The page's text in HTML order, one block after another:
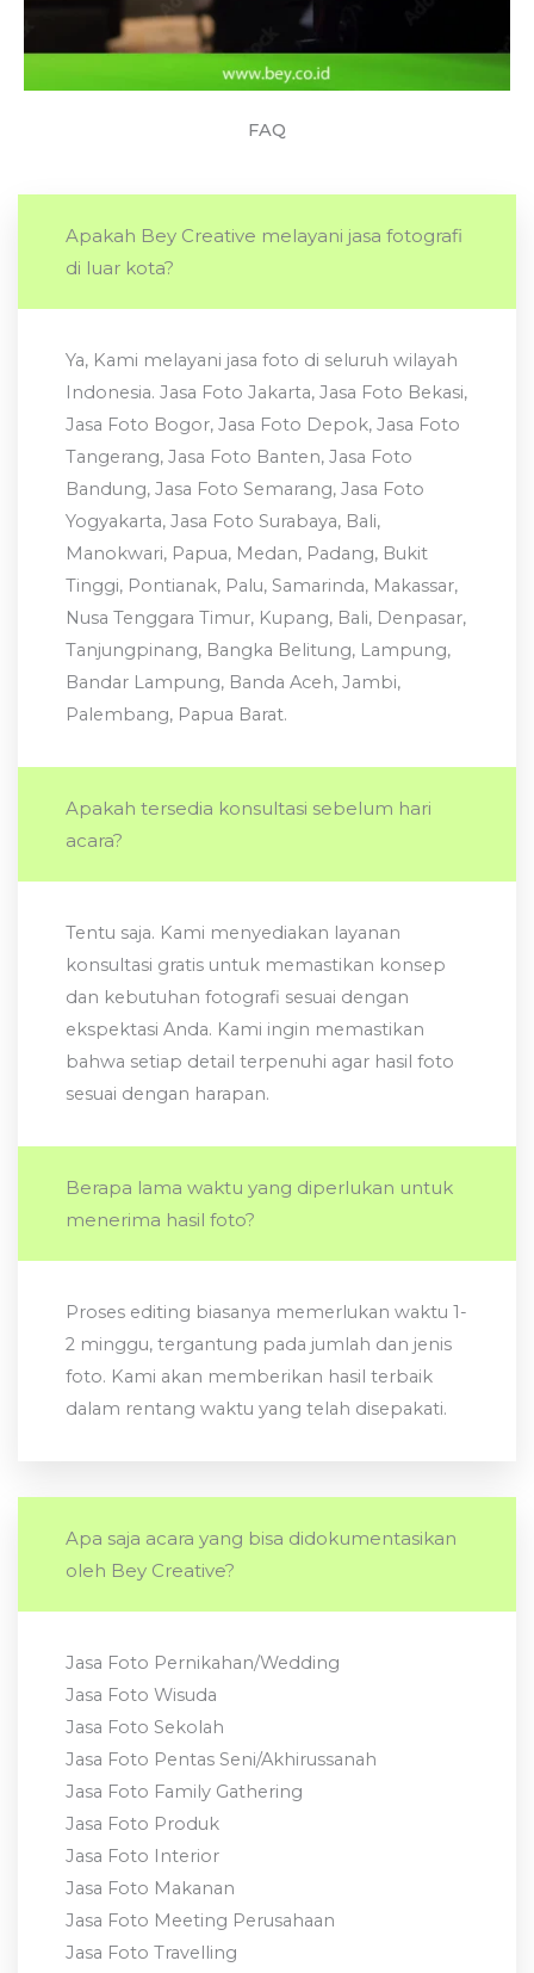
FAQ
Apakah Bey Creative melayani jasa fotografi
di luar kota?
Ya, Kami melayani jasa foto di seluruh wilayah
Indonesia. Jasa Foto Jakarta, Jasa Foto Bekasi,
Jasa Foto Bogor, Jasa Foto Depok, Jasa Foto
Tangerang, Jasa Foto Banten, Jasa Foto
Bandung, Jasa Foto Semarang, Jasa Foto
Yogyakarta, Jasa Foto Surabaya, Bali,
Manokwari, Papua, Medan, Padang, Bukit
Tinggi, Pontianak, Palu, Samarinda, Makassar,
Nusa Tenggara Timur, Kupang, Bali, Denpasar,
Tanjungpinang, Bangka Belitung, Lampung,
Bandar Lampung, Banda Aceh, Jambi,
Palembang, Papua Barat.
Apakah tersedia konsultasi sebelum hari
acara?
Tentu saja. Kami menyediakan layanan
konsultasi gratis untuk memastikan konsep
dan kebutuhan fotografi sesuai dengan
ekspektasi Anda. Kami ingin memastikan
bahwa setiap detail terpenuhi agar hasil foto
sesuai dengan harapan.
Berapa lama waktu yang diperlukan untuk
menerima hasil foto?
Proses editing biasanya memerlukan waktu 1-
2 minggu, tergantung pada jumlah dan jenis
foto. Kami akan memberikan hasil terbaik
dalam rentang waktu yang telah disepakati.
Apa saja acara yang bisa didokumentasikan
oleh Bey Creative?
Jasa Foto Pernikahan/Wedding
Jasa Foto Wisuda
Jasa Foto Sekolah
Jasa Foto Pentas Seni/Akhirussanah
Jasa Foto Family Gathering
Jasa Foto Produk
Jasa Foto Interior
Jasa Foto Makanan
Jasa Foto Meeting Perusahaan
Jasa Foto Travelling